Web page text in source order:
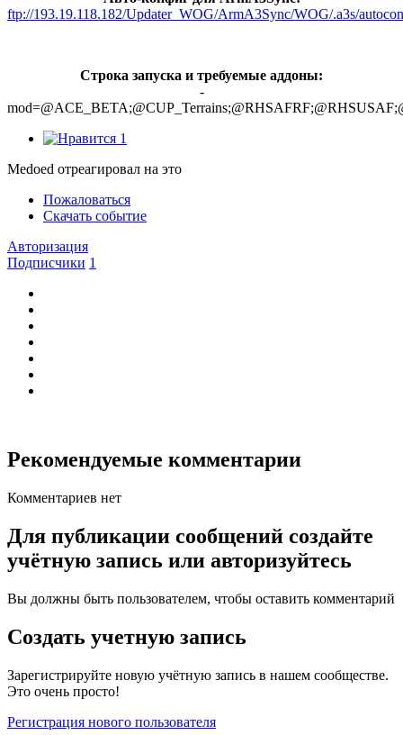
ftp://193.19.118.182/Updater_WOG/ArmA3Sync/WOG/.a3s/
Строка запуска и требуемые аддоны:
-
1
Medoed отреагировал на это
Пожаловаться
Скачать событие
Авторизация
Подписчики 1
Рекомендуемые комментарии
Комментариев нет
Для публикации сообщений создайте
учётную запись или авторизуйтесь
Вы должны быть пользователем, чтобы оставить комментарий
Создать учетную запись
Зарегистрируйте новую учётную запись в нашем сообществе.
Это очень просто!
Регистрация нового пользователя